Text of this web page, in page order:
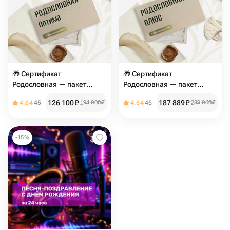
🎁 Сертификат
Родословная — пакет
4.8445 126 100₽ 194 000₽
🎁 Сертификат
Родословная — пакет
4.8445 187 889₽ 289 060₽
-15%